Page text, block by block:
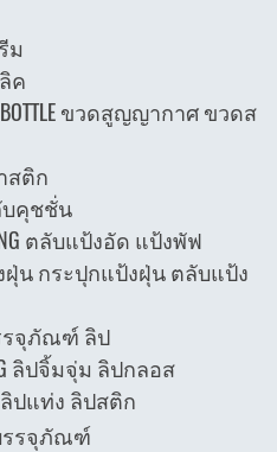
ม
ค
BOTTLE ขวดสูญญากาศ ขวดส
าสติก
ลับคุชชั่น
ตลับแป้งอัด แป้งพัฟ
ป้งฝุ่น กระปุกแป้งฝุ่น ตลับแป้ง
บรรจุภัณฑ์ ลิป
ลิปจิ้มจุ่ม ลิปกลอส
ลิปแท่ง ลิปสติก
รรจุภัณฑ์